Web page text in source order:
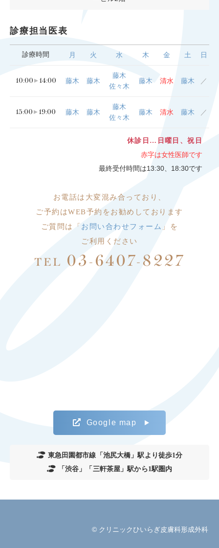
診療担当医表
診療時間 月 火 水 木 金 土 日
10:00 14:00 藤木 藤木
藤木
佐々木
藤木 清水 藤木 ／
15:00 19:00 藤木 藤木
藤木
佐々木
藤木 清水 藤木 ／
休診日…日曜日、祝日
赤字は女性医師です
最終受付時間は13:30、18:30です
お電話は大変混み合っており、
ご予約はWEB予約をお勧めしております
ご質問は「 お問い合わせフォーム 」を
ご利用ください
TEL 03-6407-8227
Google map
東急田園都市線「池尻大橋」駅より徒歩1分
「渋谷」「三軒茶屋」駅から1駅圏内
© クリニックひいらぎ皮膚科形成外科